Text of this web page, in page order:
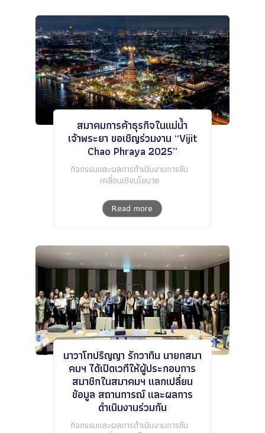
สมาคมการค้าธุรกิจในแม่น้ำ
เจ้าพระยา ขอเชิญร่วมงาน “Vijit
Chao Phraya 2025”
กิจกรรมและผลการดำเนินงานการขับ
เคลื่อนเชิงนโยบาย
Read more
นาวาโทปริญญา รักวาทิน นายกสมา
คมฯ ได้เปิดเวทีให้ผู้ประกอบการ
สมาชิกในสมาคมฯ แลกเปลี่ยน
ข้อมูล สถานการณ์ และผลการ
ดำเนินงานร่วมกัน
กิจกรรมและผลการดำเนินงานการขับ